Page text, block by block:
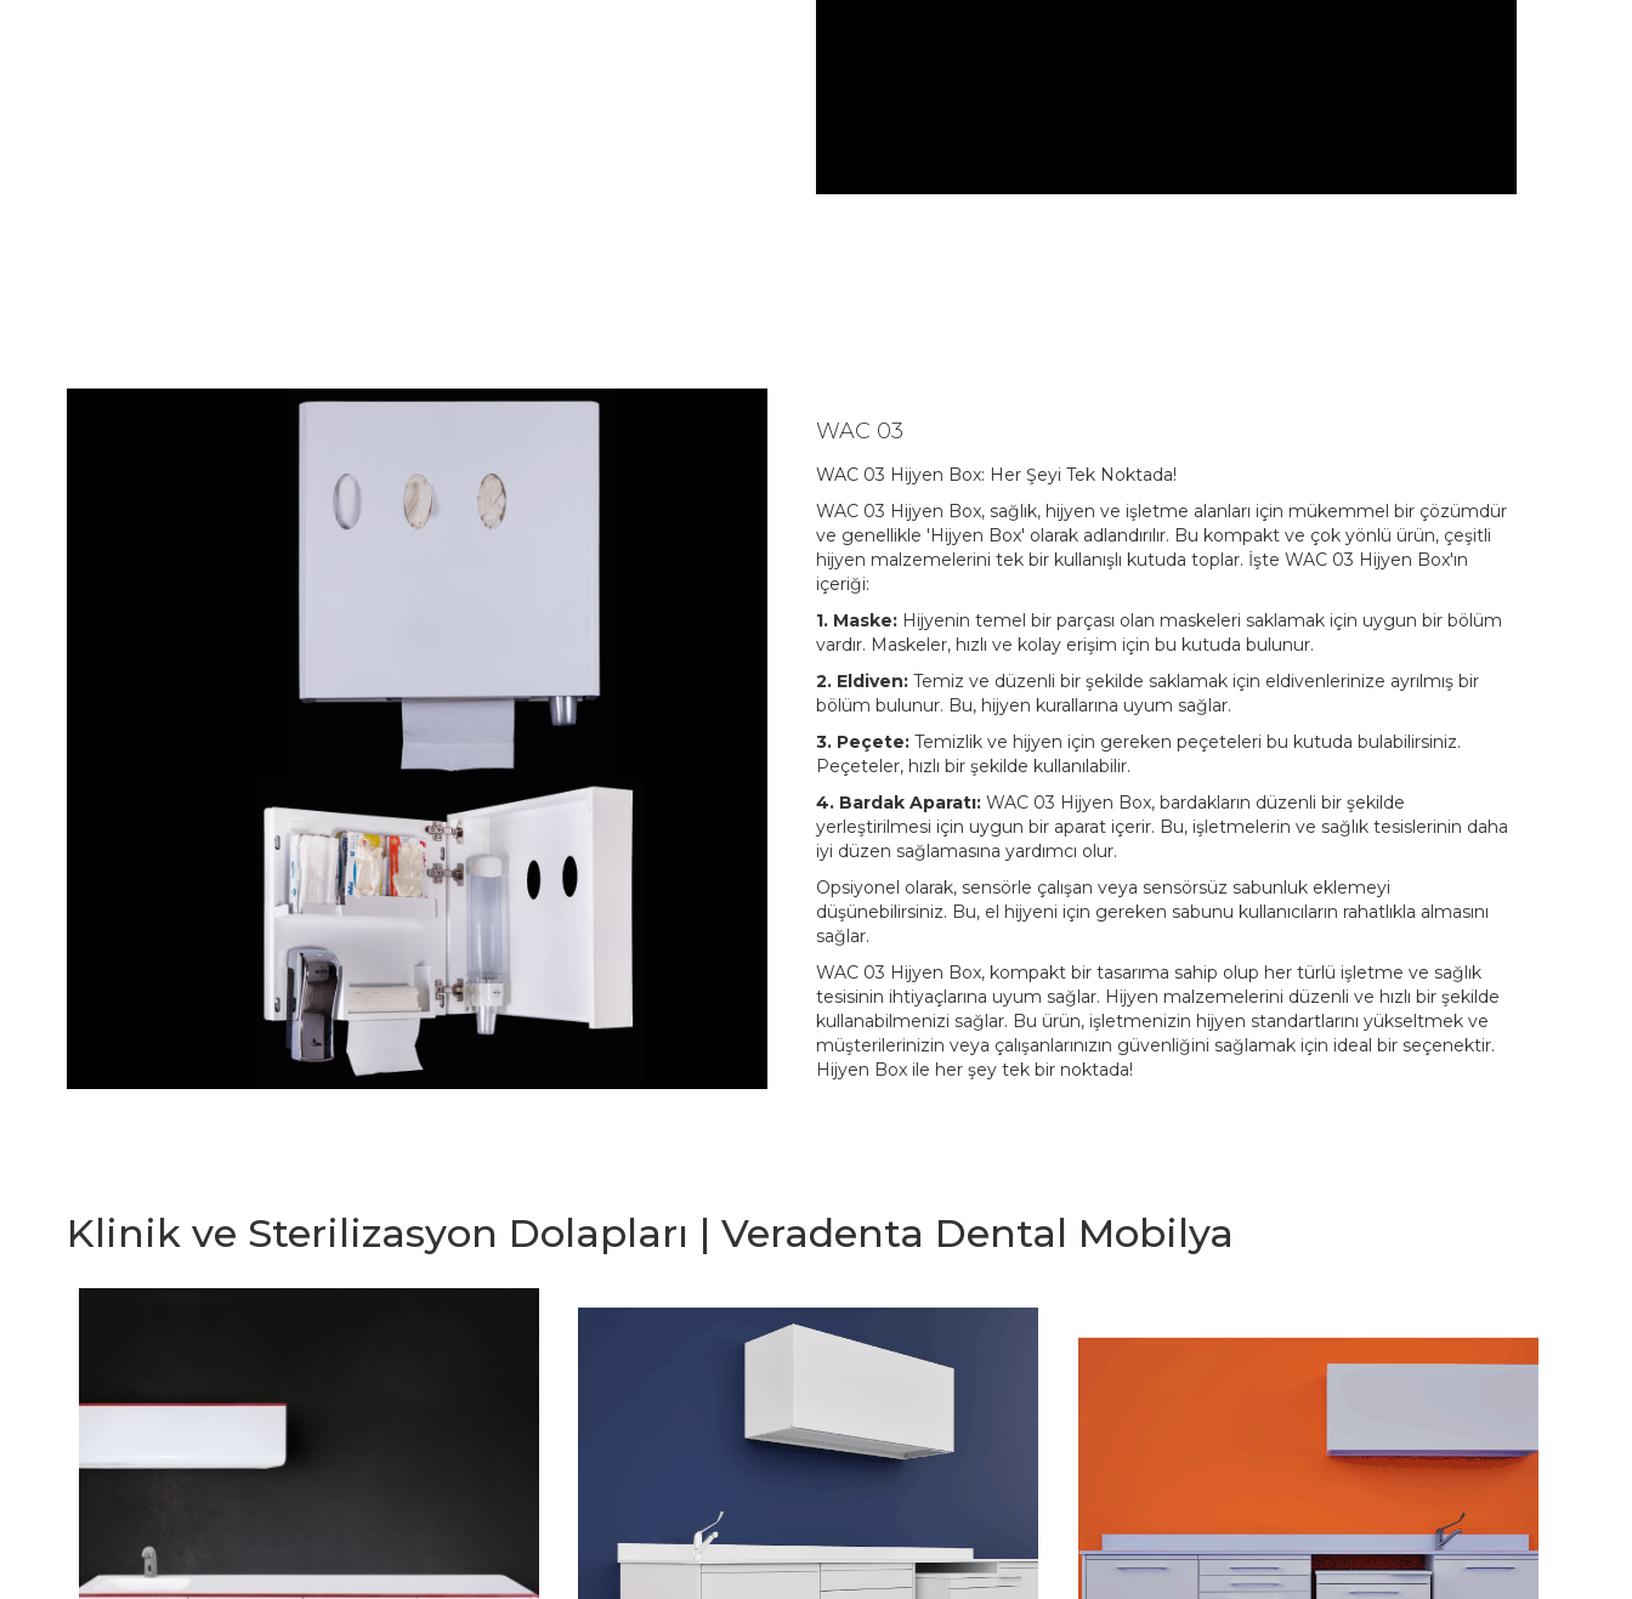
WAC 03
WAC 03 Hijyen Box: Her Şeyi Tek Noktada!
WAC 03 Hijyen Box, sağlık, hijyen ve işletme alanları için mükemmel bir çözümdür
ve genellikle 'Hijyen Box' olarak adlandırılır. Bu kompakt ve çok yönlü ürün, çeşitli
hijyen malzemelerini tek bir kullanışlı kutuda toplar. İşte WAC 03 Hijyen Box'ın
içeriği:
1. Maske: Hijyenin temel bir parçası olan maskeleri saklamak için uygun bir bölüm
vardır. Maskeler, hızlı ve kolay erişim için bu kutuda bulunur.
2. Eldiven: Temiz ve düzenli bir şekilde saklamak için eldivenlerinize ayrılmış bir
bölüm bulunur. Bu, hijyen kurallarına uyum sağlar.
3. Peçete: Temizlik ve hijyen için gereken peçeteleri bu kutuda bulabilirsiniz.
Peçeteler, hızlı bir şekilde kullanılabilir.
4. Bardak Aparatı: WAC 03 Hijyen Box, bardakların düzenli bir şekilde
yerleştirilmesi için uygun bir aparat içerir. Bu, işletmelerin ve sağlık tesislerinin daha
iyi düzen sağlamasına yardımcı olur.
Opsiyonel olarak, sensörle çalışan veya sensörsüz sabunluk eklemeyi
düşünebilirsiniz. Bu, el hijyeni için gereken sabunu kullanıcıların rahatlıkla almasını
sağlar.
WAC 03 Hijyen Box, kompakt bir tasarıma sahip olup her türlü işletme ve sağlık
tesisinin ihtiyaçlarına uyum sağlar. Hijyen malzemelerini düzenli ve hızlı bir şekilde
kullanabilmenizi sağlar. Bu ürün, işletmenizin hijyen standartlarını yükseltmek ve
müşterilerinizin veya çalışanlarınızın güvenliğini sağlamak için ideal bir seçenektir.
Hijyen Box ile her şey tek bir noktada!
Klinik ve Sterilizasyon Dolapları | Veradenta Dental Mobilya